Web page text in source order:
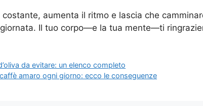
costante, aumenta il ritmo e lascia che
Il tuo corpo—e la tua mente—ti
da evitare: un elenco completo
amaro ogni giorno: ecco le conseguenze